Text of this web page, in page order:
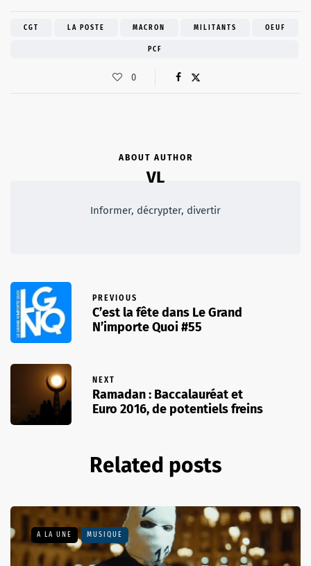
CGT LA POSTE MACRON MILITANTS OEUF
PCF
0
ABOUT AUTHOR
VL
Informer, décrypter, divertir
PREVIOUS
C’est la fête dans Le Grand
N’importe Quoi #55
NEXT
Ramadan : Baccalauréat et
Euro 2016, de potentiels freins
Related posts
A LA UNE MUSIQUE